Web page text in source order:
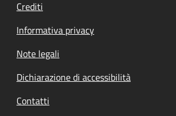
Crediti
Informativa privacy
Note legali
Dichiarazione di accessibilità
Contatti